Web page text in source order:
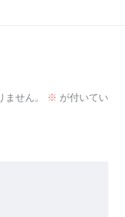
せん。 ※ が付いてい